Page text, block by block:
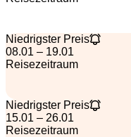
Niedrigster Preis
08.01 – 19.01
Reisezeitraum
Niedrigster Preis
15.01 – 26.01
Reisezeitraum